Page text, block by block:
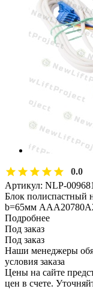
0.0
Артикул: NLP-009681
Блок полиспастный
b=65мм
Подробнее
Под заказ
Под заказ
Наши менеджеры
условия заказа
Цены на сайте
цен в счете.